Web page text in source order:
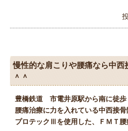
慢性的な肩こりや腰痛なら中西
＾＾
豊橋鉄道 市電井原駅から南に徒歩
腰痛治療に力を入れている中西接骨
プロテックⅢを使用した、ＦＭＴ腰